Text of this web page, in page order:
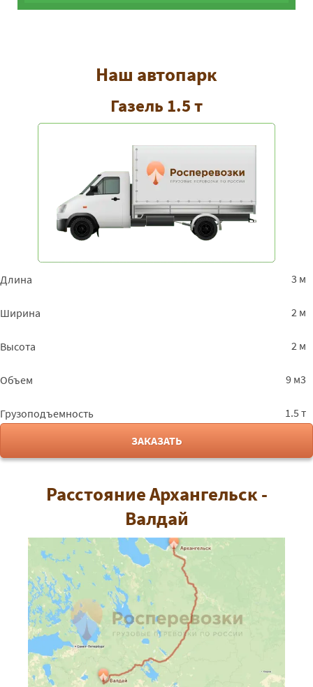
Наш автопарк
Газель 1.5 т
Длина 3 м
Ширина 2 м
Высота 2 м
Объем 9 м3
Грузоподъемность
1.5 т
ЗАКАЗАТЬ
Расстояние Архангельск -
Валдай